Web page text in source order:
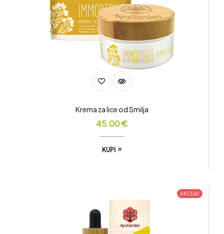
Krema za lice od Smilja
45.00€
KUPI
AKCIJA!